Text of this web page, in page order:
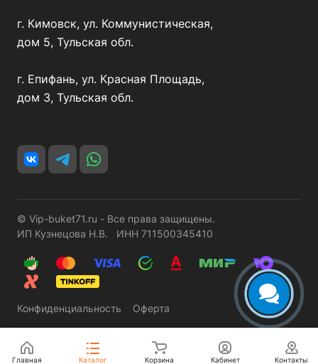
г. Кимовск, ул. Коммунистическая,
дом 5, Тульская обл.
г. Епифань, ул. Красная Площадь,
дом 3, Тульская обл.
© Vip-buket71.ru - Все права защищены.
ИП Кузнецова Н.В. ИНН 711500345410
Конфиденциальность Оферта
Главная Каталог Корзина Кабинет Контакты